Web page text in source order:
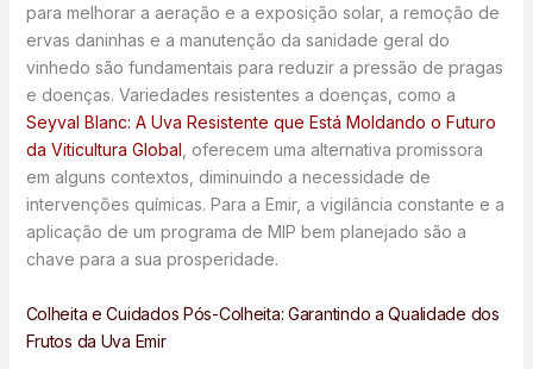
para melhorar a aeração e a exposição solar, a remoção de
ervas daninhas e a manutenção da sanidade geral do
vinhedo são fundamentais para reduzir a pressão de pragas
e doenças. Variedades resistentes a doenças, como a
Seyval Blanc: A Uva Resistente que Está Moldando o Futuro
da Viticultura Global , oferecem uma alternativa promissora
em alguns contextos, diminuindo a necessidade de
intervenções químicas. Para a Emir, a vigilância constante e a
aplicação de um programa de MIP bem planejado são a
chave para a sua prosperidade.
Colheita e Cuidados Pós-Colheita: Garantindo a Qualidade dos
Frutos da Uva Emir